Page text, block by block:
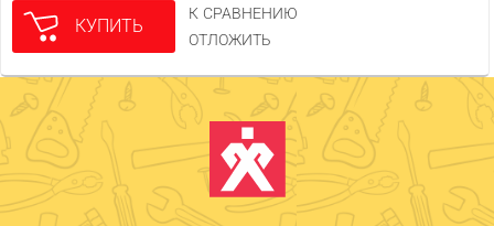
КУПИТЬ
К СРАВНЕНИЮ
ОТЛОЖИТЬ